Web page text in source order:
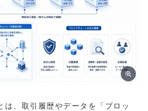
は、取引履歴やデータを「ブロッ